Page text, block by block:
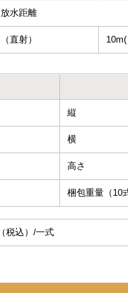
放水距離
（直射）
縦
横
高さ
梱包重量（10
税込）/一式